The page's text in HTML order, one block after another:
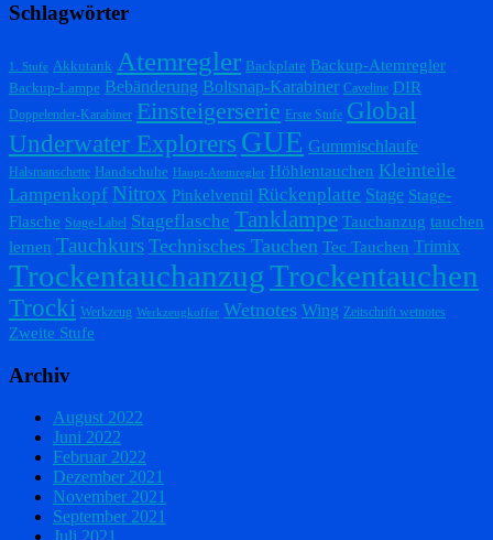
Schlagwörter
1. Stufe Akkutank Atemregler Backplate Backup-Atemregler
Backup-Lampe Bebänderung Boltsnap-Karabiner Caveline DIR
Doppelender-Karabiner Einsteigerserie Erste Stufe Global
Underwater Explorers GUE Gummischlaufe
Halsmanschette Handschuhe Haupt-Atemregler Höhlentauchen Kleinteile
Lampenkopf Nitrox Pinkelventil Rückenplatte Stage Stage-
Flasche Stage-Label Stageflasche Tanklampe Tauchanzug tauchen
lernen Tauchkurs Technisches Tauchen Tec Tauchen Trimix
TrockentauchanzugTrockentauchen
Trocki Werkzeug Werkzeugkoffer Wetnotes Wing Zeitschrift wetnotes
Zweite Stufe
Archiv
August 2022
Juni 2022
Februar 2022
Dezember 2021
November 2021
September 2021